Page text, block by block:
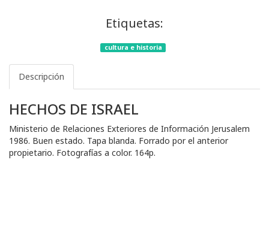
Etiquetas:
cultura e historia
Descripción
HECHOS DE ISRAEL
Ministerio de Relaciones Exteriores de Información Jerusalem
1986. Buen estado. Tapa blanda. Forrado por el anterior
propietario. Fotografías a color. 164p.